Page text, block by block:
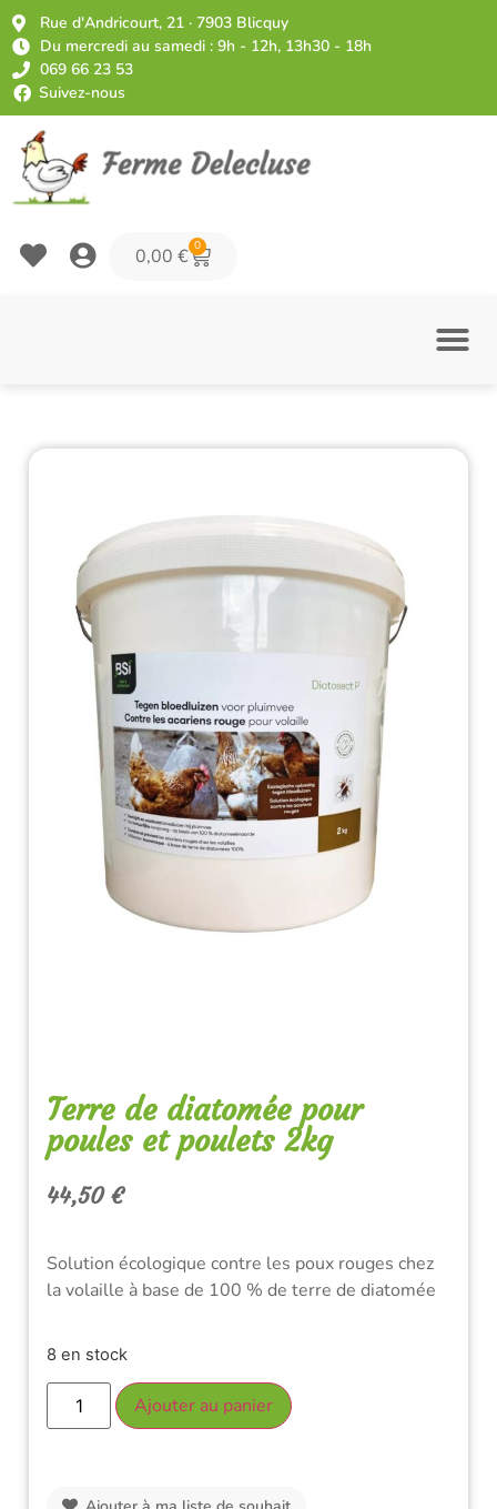
Rue d'Andricourt, 21 · 7903 Blicquy
Du mercredi au samedi : 9h - 12h, 13h30 - 18h
069 66 23 53
Suivez-nous
0,00 € 0
Terre de diatomée pour
poules et poulets 2kg
44,50 €
Solution écologique contre les poux rouges chez
la volaille à base de 100 % de terre de diatomée
8 en stock
Ajouter au panier